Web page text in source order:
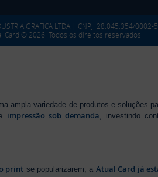
GRAFICA LTDA | CNPJ: 28.045.354/0002-
Card © 2026. Todos os direitos reservados.
ampla variedade de produtos e soluções
impressão sob demanda, investindo
print se popularizarem, a Atual Card já